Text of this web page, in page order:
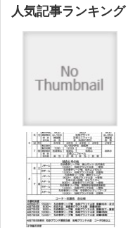
人気記事ランキング